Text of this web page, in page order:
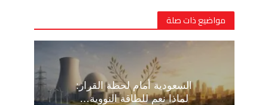
مواضيع ذات صلة
السعودية أمام لحظة القرار:
لماذا نعم للطاقة النووية…